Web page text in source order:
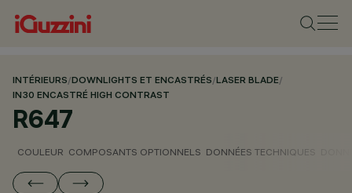
INTÉRIEURS/DOWNLIGHTS ET ENCASTRÉS/LASER BLADE/
IN30 ENCASTRÉ HIGH CONTRAST
R647
COULEUR COMPOSANTS OPTIONNELS DONNÉES TECHNIQUES